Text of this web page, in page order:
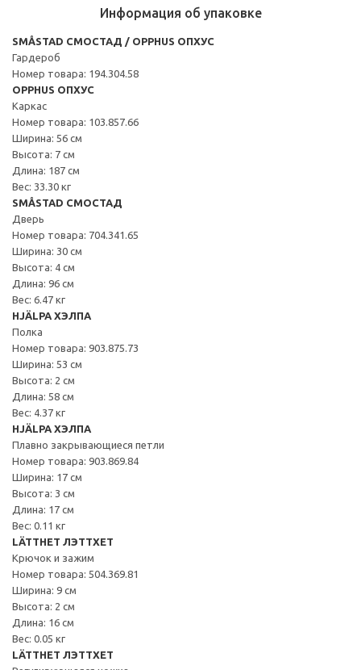
Информация об упаковке
SMÅSTAD СМОСТАД / OPPHUS ОПХУС
Гардероб
Номер товара: 194.304.58
OPPHUS ОПХУС
Каркас
Номер товара: 103.857.66
Ширина: 56 см
Высота: 7 см
Длина: 187 см
Вес: 33.30 кг
SMÅSTAD СМОСТАД
Дверь
Номер товара: 704.341.65
Ширина: 30 см
Высота: 4 см
Длина: 96 см
Вес: 6.47 кг
HJÄLPA ХЭЛПА
Полка
Номер товара: 903.875.73
Ширина: 53 см
Высота: 2 см
Длина: 58 см
Вес: 4.37 кг
HJÄLPA ХЭЛПА
Плавно закрывающиеся петли
Номер товара: 903.869.84
Ширина: 17 см
Высота: 3 см
Длина: 17 см
Вес: 0.11 кг
LÄTTHET ЛЭТТХЕТ
Крючок и зажим
Номер товара: 504.369.81
Ширина: 9 см
Высота: 2 см
Длина: 16 см
Вес: 0.05 кг
LÄTTHET ЛЭТТХЕТ